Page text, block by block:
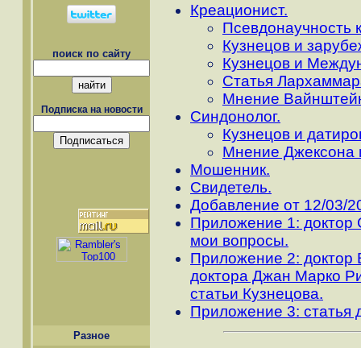
поиск по сайту
Подписка на новости
Разное
Креационист.
Псевдонаучность
Кузнецов и
Кузнецов и
Статья
Мнение
Синдонолог.
Кузнецов и
Мнение Джексона
Мошенник.
Свидетель.
Добавление от 12/03/
Приложение 1: доктор
мои вопросы.
Приложение 2: доктор
доктора Джан Марко
статьи Кузнецова.
Приложение 3: статья